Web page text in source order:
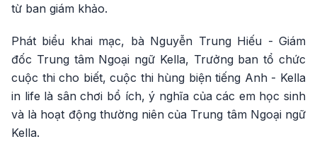
từ ban giám khảo.
Phát biểu khai mạc, bà Nguyễn Trung Hiếu - Giám
đốc Trung tâm Ngoại ngữ Kella, Trưởng ban tổ chức
cuộc thi cho biết, cuộc thi hùng biện tiếng Anh - Kella
in life là sân chơi bổ ích, ý nghĩa của các em học sinh
và là hoạt động thường niên của Trung tâm Ngoại ngữ
Kella.